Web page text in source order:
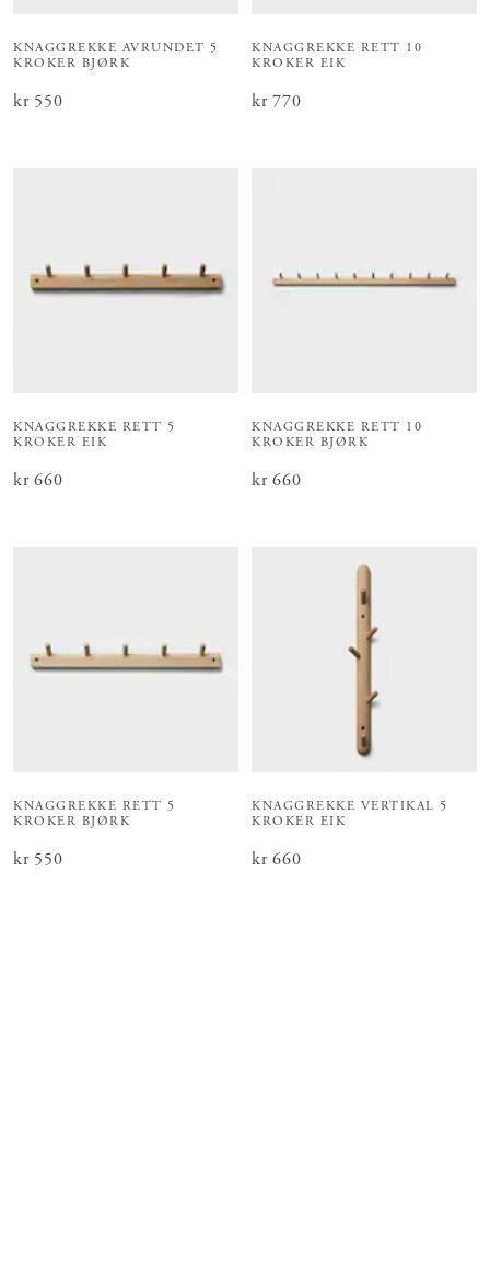
KNAGGREKKE AVRUNDET 5
KROKER BJØRK
Pris:kr 550
kr 550
KNAGGREKKE RETT 10
KROKER EIK
Pris:kr 770
kr 770
KNAGGREKKE RETT 5
KROKER EIK
Pris:kr 660
kr 660
KNAGGREKKE RETT 10
KROKER BJØRK
Pris:kr 660
kr 660
KNAGGREKKE RETT 5
KROKER BJØRK
Pris:kr 550
kr 550
KNAGGREKKE VERTIKAL 5
KROKER EIK
Pris:kr 660
kr 660